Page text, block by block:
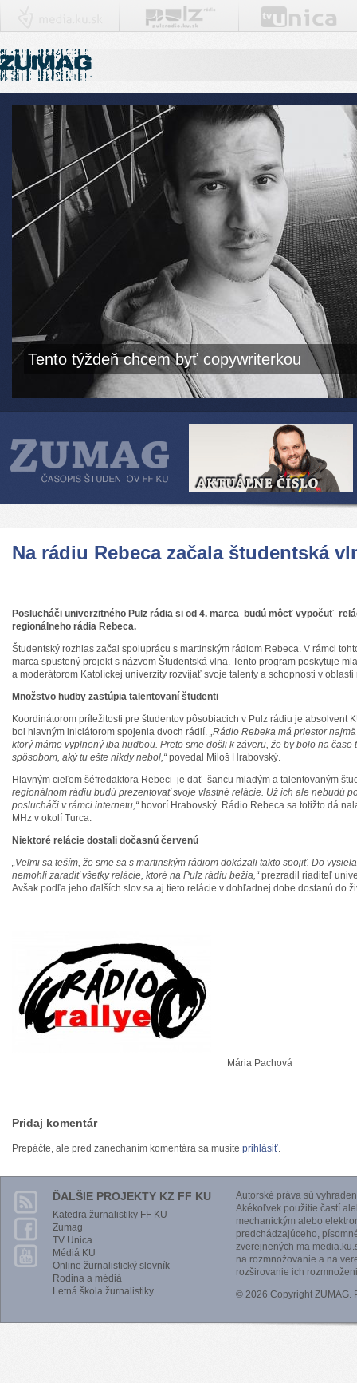
Tento týždeň chcem byť copywriterkou
Na rádiu Rebeca začala študentská
Poslucháči univerzitného Pulz rádia si od 4. marca budú môcť vypočuť
regionálneho rádia Rebeca.
Študentský rozhlas začal spoluprácu s martinským rádiom Rebeca. V rámci
marca spustený projekt s názvom Študentská vlna. Tento program poskytuje
a moderátorom Katolíckej univerzity rozvíjať svoje talenty a schopnosti v oblasti
Množstvo hudby zastúpia talentovaní študenti
Koordinátorom príležitosti pre študentov pôsobiacich v Pulz rádiu je absolvent
bol hlavným iniciátorom spojenia dvoch rádií. „Rádio Rebeka má priestor
ktorý máme vyplnený iba hudbou. Preto sme došli k záveru, že by bolo na čase
spôsobom, aký tu ešte nikdy nebol,“povedal Miloš Hrabovský.
Hlavným cieľom šéfredaktora Rebeci je dať šancu mladým a talentovaným
regionálnom rádiu budú prezentovať svoje vlastné relácie. Už ich ale nebudú
poslucháči v rámci internetu,“ hovorí Hrabovský. Rádio Rebeca sa totižto dá
MHz v okolí Turca.
Niektoré relácie dostali dočasnú červenú
„Veľmi sa teším, že sme sa s martinským rádiom dokázali takto spojiť. Do
nemohli zaradiť všetky relácie, ktoré na Pulz rádiu bežia,“prezradil riaditeľ
Avšak podľa jeho ďalších slov sa aj tieto relácie v dohľadnej dobe dostanú do
Mária Pachová
Pridaj komentár
Prepáčte, ale pred zanechaním komentára sa musíte prihlásiť.
ĎALŠIE PROJEKTY KZ FF KU
Katedra žurnalistiky FF KU
Zumag
TV Unica
Médiá KU
Online žurnalistický slovník
Rodina a médiá
Letná škola žurnalistiky
Autorské práva sú
Akékoľvek použitie častí
mechanickým alebo
predchádzajúceho,
zverejnených ma
na rozmnožovanie a na
rozširovanie ich
© 2026 Copyright ZUMAG.